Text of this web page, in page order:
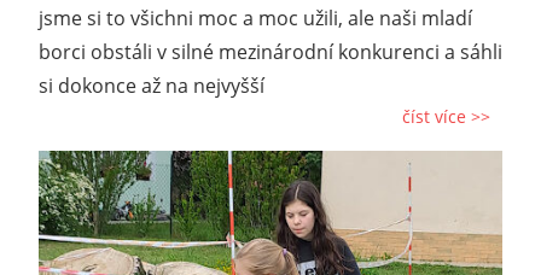
jsme si to všichni moc a moc užili, ale naši mladí
borci obstáli v silné mezinárodní konkurenci a sáhli
si dokonce až na nejvyšší
číst více >>